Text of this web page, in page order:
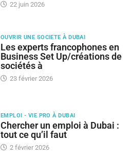
22 juin 2026
OUVRIR UNE SOCIETE À DUBAI
Les experts francophones en
Business Set Up/créations de
sociétés à
23 février 2026
EMPLOI - VIE PRO À DUBAI
Chercher un emploi à Dubai :
tout ce qu’il faut
2 février 2026